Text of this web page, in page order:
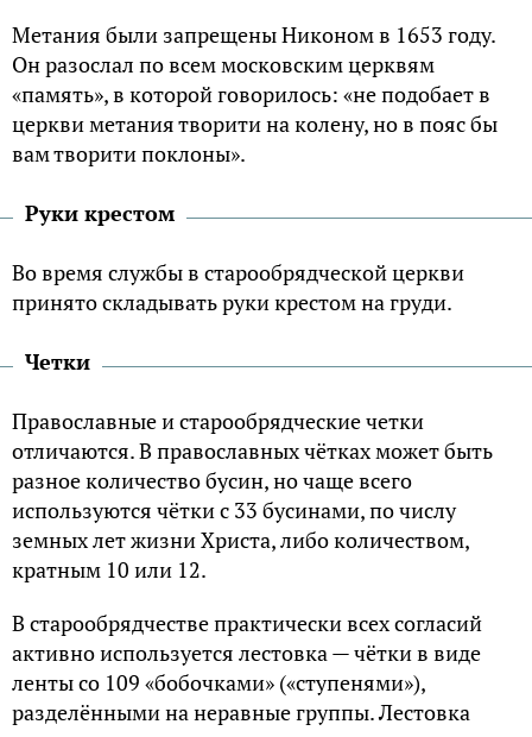
Метания были запрещены Никоном в 1653 году.
Он разослал по всем московским церквям
«память», в которой говорилось: «не подобает в
церкви метания творити на колену, но в пояс бы
вам творити поклоны».
Руки крестом
Во время службы в старообрядческой церкви
принято складывать руки крестом на груди.
Четки
Православные и старообрядческие четки
отличаются. В православных чётках может быть
разное количество бусин, но чаще всего
используются чётки с 33 бусинами, по числу
земных лет жизни Христа, либо количеством,
кратным 10 или 12.
В старообрядчестве практически всех согласий
активно используется лестовка — чётки в виде
ленты со 109 «бобочками» («ступенями»),
разделёнными на неравные группы. Лестовка